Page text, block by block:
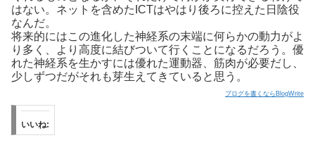
はない。ネットを含めたICTはやはり後ろに控えた日陰役
なんだ。
将来的にはこの進化した神経系の末端に何らかの動力がよ
り多く、より高度に結びついて行くことになるだろう。優
れた神経系を生かすには優れた運動器、筋肉が必要だし、
少しずつだがそれも芽生えてきていると思う。
ブログを書くならBlogWrite
いいね: